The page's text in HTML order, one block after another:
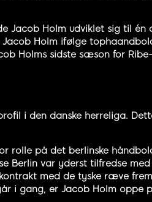
Jacob Holm udviklet sig til
Holm ifølge
Holms sidste sæson for
i den danske herreliga.
rolle på det berlinske
Berlin var yderst tilfredse
med de tyske ræve
i gang, er Jacob Holm oppe